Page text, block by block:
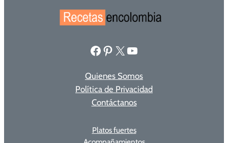
Facebook Pinterest X YouTube
Quienes Somos
Política de Privacidad
Contáctanos
Platos fuertes